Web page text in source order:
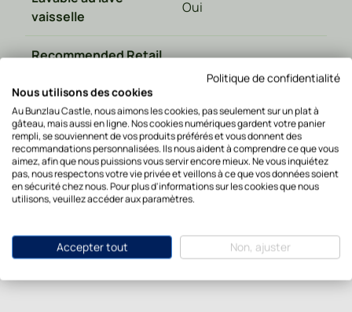
vaisselle
Oui
Recommended Retail
The stories of our fans
5/5
Based on 1 review
Politique de confidentialité
Nous utilisons des cookies
Au Bunzlau Castle, nous aimons les cookies, pas seulement sur un plat à
gâteau, mais aussi en ligne. Nos cookies numériques gardent votre panier
rempli, se souviennent de vos produits préférés et vous donnent des
recommandations personnalisées. Ils nous aident à comprendre ce que vous
aimez, afin que nous puissions vous servir encore mieux. Ne vous inquiétez
pas, nous respectons votre vie privée et veillons à ce que vos données soient
en sécurité chez nous. Pour plus d'informations sur les cookies que nous
utilisons, veuillez accéder aux paramètres.
Accepter tout Non, ajuster